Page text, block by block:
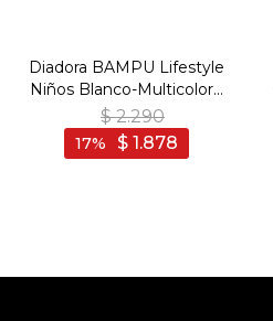
Diadora BAMPU Lifestyle
Niños Blanco-Multicolor -
Blanco-Multicolor
$ 2.290
$ 1.878
17